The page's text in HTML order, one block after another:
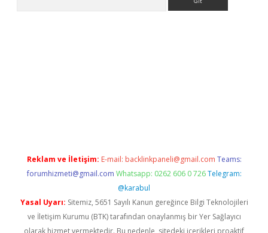
Reklam ve İletişim: E-mail: backlinkpaneli@gmail.com Teams:
forumhizmeti@gmail.com Whatsapp: 0262 606 0 726 Telegram:
@karabul
Yasal Uyarı: Sitemiz, 5651 Sayılı Kanun gereğince Bilgi Teknolojileri
ve İletişim Kurumu (BTK) tarafından onaylanmış bir Yer Sağlayıcı
olarak hizmet vermektedir. Bu nedenle, sitedeki içerikleri proaktif